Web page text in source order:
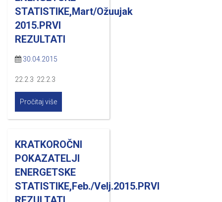
STATISTIKE,Mart/Ožuujak
2015.PRVI
REZULTATI
30.04.2015
22.2.3 22.2.3
Pročitaj više
KRATKOROČNI
POKAZATELJI
ENERGETSKE
STATISTIKE,Feb./Velj.2015.PRVI